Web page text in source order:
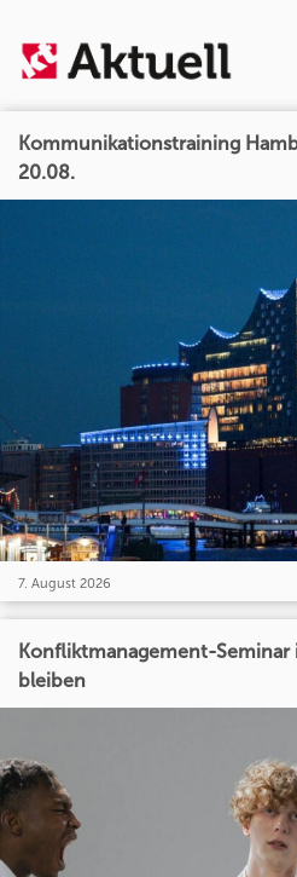
Kommunikationstraining
20.08.
7. August 2026
Konfliktmanagement-Seminar
bleiben